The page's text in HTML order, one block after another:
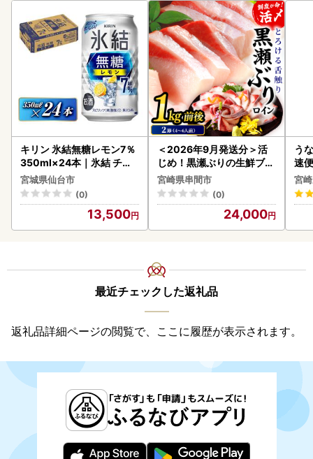
キリン 氷結無糖レモン7％
350ml×24本｜氷結 チュ
ーハイ 仙台市
宮城県仙台市
(0)
13,500
＜2026年9月発送分＞活
じめ！黒瀬ぶりの生鮮ブリ
ロイン2節（1.0kg前後）_
K001-012-2609
宮崎県串間市
(0)
24,000
う
速
g以
宮
最近チェックした返礼品
返礼品詳細ページの閲覧で、ここに履歴が表示されます。